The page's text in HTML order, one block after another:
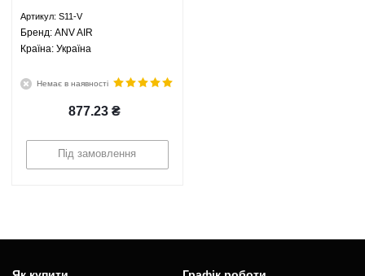
Артикул: S11-V
Брeнд: ANV AIR
Країна: Україна
Немає в наявності
877.23 ₴
Під замовлення